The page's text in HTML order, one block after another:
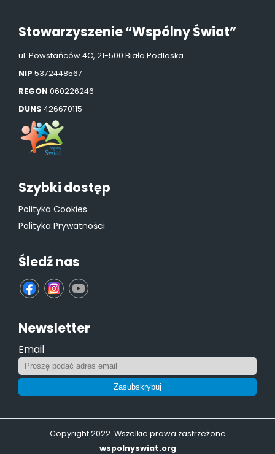
Stowarzyszenie “Wspólny Świat”
ul. Powstańców 4C, 21-500 Biała Podlaska
NIP 5372448567
REGON 060226246
DUNS 426670115
Szybki dostęp
Polityka Cookies
Polityka Prywatności
Śledź nas
fb ins yt
Newsletter
Email
Zasubskrybuj
Copyright 2022. Wszelkie prawa zastrzeżone
wspolnyswiat.org